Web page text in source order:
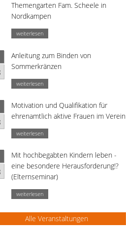
Themengarten Fam. Scheele in
Nordkampen
weiterlesen
Anleitung zum Binden von
Sommerkränzen
weiterlesen
Motivation und Qualifikation für
ehrenamtlich aktive Frauen im Verein
weiterlesen
Mit hochbegabten Kindern leben -
eine besondere Herausforderung!?
(Elternseminar)
weiterlesen
Alle Veranstaltungen